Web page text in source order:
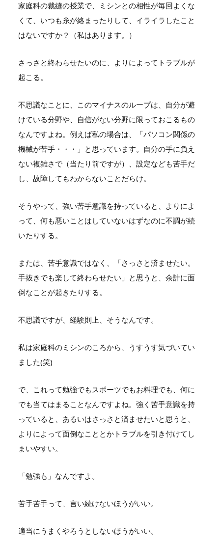
家庭科の裁縫の授業で、ミシンとの相性が毎回よくな
くて、いつも糸が絡まったりして、イライラしたこと
はないですか？（私はあります。）
さっさと終わらせたいのに、よりによってトラブルが
起こる。
不思議なことに、このマイナスのループは、自分が避
けている分野や、自信がない分野に限っておこるもの
なんですよね。例えば私の場合は、「パソコン関係の
機械が苦手・・・」と思っています。自分の手に負え
ない複雑さで（当たり前ですが）、設定なども苦手だ
し、故障してもわからないことだらけ。
そうやって、強い苦手意識を持っていると、よりによ
って、何も悪いことはしていないはずなのに不調が続
いたりする。
または、苦手意識ではなく、「さっさと済ませたい。
手抜きでも楽して終わらせたい」と思うと、余計に面
倒なことが起きたりする。
不思議ですが、経験則上、そうなんです。
私は家庭科のミシンのころから、うすうす気づいてい
ました(笑)
で、これって勉強でもスポーツでもお料理でも、何に
でも当てはまることなんですよね。強く苦手意識を持
っていると、あるいはさっさと済ませたいと思うと、
よりによって面倒なこととかトラブルを引き付けてし
まいやすい。
「勉強も」なんですよ。
苦手苦手って、言い続けないほうがいい。
適当にうまくやろうとしないほうがいい。